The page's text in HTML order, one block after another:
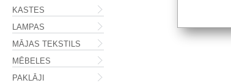
KASTES
LAMPAS
MĀJAS TEKSTILS
MĒBELES
PAKLĀJI